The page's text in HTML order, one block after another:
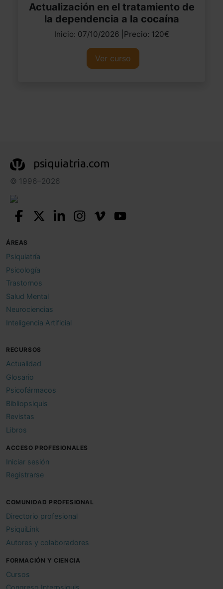
Actualización en el tratamiento de
la dependencia a la cocaína
Inicio: 07/10/2026 |Precio: 120€
Ver curso
psiquiatria.com
© 1996–2026
ÁREAS
Psiquiatría
Psicología
Trastornos
Salud Mental
Neurociencias
Inteligencia Artificial
RECURSOS
Actualidad
Glosario
Psicofármacos
Bibliopsiquis
Revistas
Libros
ACCESO PROFESIONALES
Iniciar sesión
Registrarse
COMUNIDAD PROFESIONAL
Directorio profesional
PsiquiLink
Autores y colaboradores
FORMACIÓN Y CIENCIA
Cursos